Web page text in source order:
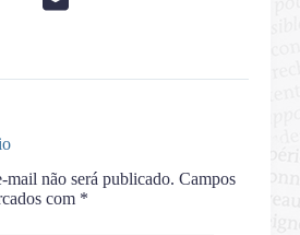
mail não será publicado. Campos
com *